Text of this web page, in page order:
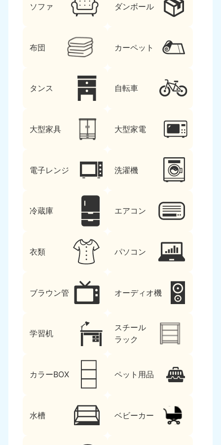
ソファ ダンボール
布団 カーペット
タンス 自転車
大型家具 大型家電
電子レンジ 洗濯機
冷蔵庫 エアコン
衣類 パソコン
ブラウン管 オーディオ機
学習机
スチール
ラック
カラーBOX ペット用品
水槽 ベビーカー